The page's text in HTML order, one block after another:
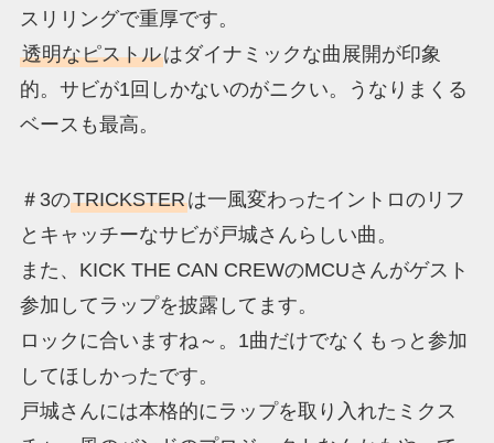
スリリングで重厚です。
透明なピストルはダイナミックな曲展開が印象
的。サビが1回しかないのがニクい。うなりまくる
ベースも最高。
＃3のTRICKSTERは一風変わったイントロのリフ
とキャッチーなサビが戸城さんらしい曲。
また、KICK THE CAN CREWのMCUさんがゲスト
参加してラップを披露してます。
ロックに合いますね～。1曲だけでなくもっと参加
してほしかったです。
戸城さんには本格的にラップを取り入れたミクス